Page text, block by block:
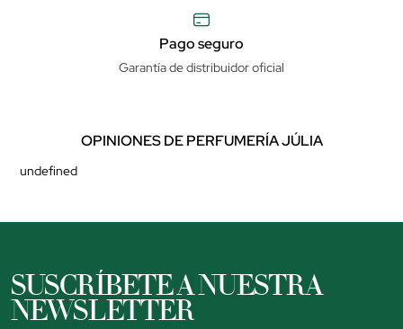
Pago seguro
Garantía de distribuidor oficial
OPINIONES DE PERFUMERÍA JÚLIA
undefined
SUSCRÍBETE A NUESTRA
NEWSLETTER